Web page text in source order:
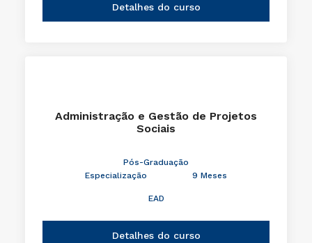
Detalhes do curso
Administração e Gestão de Projetos
Sociais
Pós-Graduação
Especialização
9 Meses
EAD
Detalhes do curso